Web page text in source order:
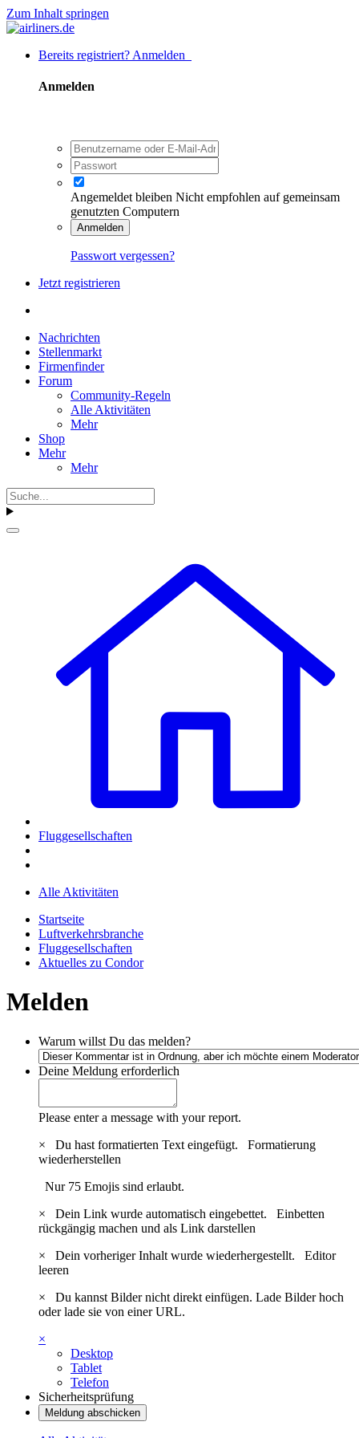
Zum Inhalt springen
Bereits registriert? Anmelden
Anmelden
Angemeldet bleiben Nicht empfohlen auf gemeinsam
genutzten Computern
Anmelden
Passwort vergessen?
Jetzt registrieren
Nachrichten
Stellenmarkt
Firmenfinder
Forum
Community-Regeln
Alle Aktivitäten
Mehr
Shop
Mehr
Mehr
Fluggesellschaften
Alle Aktivitäten
Startseite
Luftverkehrsbranche
Fluggesellschaften
Aktuelles zu Condor
Melden
Warum willst Du das melden?
Deine Meldung erforderlich
Please enter a message with your report.
×
Du hast formatierten Text eingefügt. Formatierung
wiederherstellen
Nur 75 Emojis sind erlaubt.
×
Dein Link wurde automatisch eingebettet. Einbetten
rückgängig machen und als Link darstellen
×
Dein vorheriger Inhalt wurde wiederhergestellt. Editor
leeren
×
Du kannst Bilder nicht direkt einfügen. Lade Bilder hoch
oder lade sie von einer URL.
×
Desktop
Tablet
Telefon
Sicherheitsprüfung
Meldung abschicken